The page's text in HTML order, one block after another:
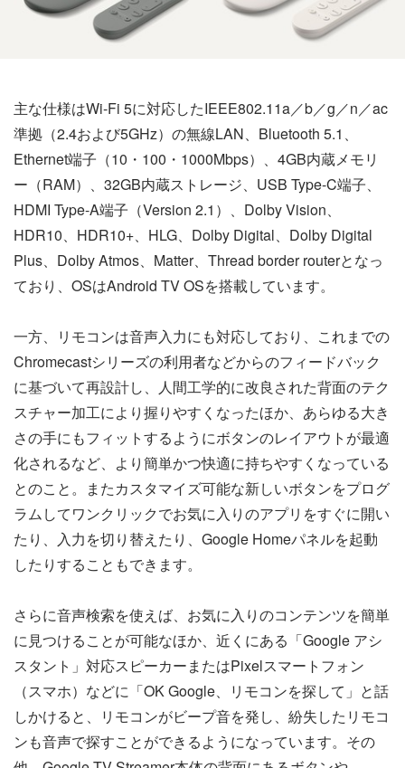
主な仕様はWi-Fi 5に対応したIEEE802.11a／b／g／n／ac
準拠（2.4および5GHz）の無線LAN、Bluetooth 5.1、
Ethernet端子（10・100・1000Mbps）、4GB内蔵メモリ
ー（RAM）、32GB内蔵ストレージ、USB Type-C端子、
HDMI Type-A端子（Version 2.1）、Dolby Vision、
HDR10、HDR10+、HLG、Dolby Digital、Dolby Digital
Plus、Dolby Atmos、Matter、Thread border routerとなっ
ており、OSはAndroid TV OSを搭載しています。
一方、リモコンは音声入力にも対応しており、これまでの
Chromecastシリーズの利用者などからのフィードバック
に基づいて再設計し、人間工学的に改良された背面のテク
スチャー加工により握りやすくなったほか、あらゆる大き
さの手にもフィットするようにボタンのレイアウトが最適
化されるなど、より簡単かつ快適に持ちやすくなっている
とのこと。またカスタマイズ可能な新しいボタンをプログ
ラムしてワンクリックでお気に入りのアプリをすぐに開い
たり、入力を切り替えたり、Google Homeパネルを起動
したりすることもできます。
さらに音声検索を使えば、お気に入りのコンテンツを簡単
に見つけることが可能なほか、近くにある「Google アシ
スタント」対応スピーカーまたはPixelスマートフォン
（スマホ）などに「OK Google、リモコンを探して」と話
しかけると、リモコンがビープ音を発し、紛失したリモコ
ンも音声で探すことができるようになっています。その